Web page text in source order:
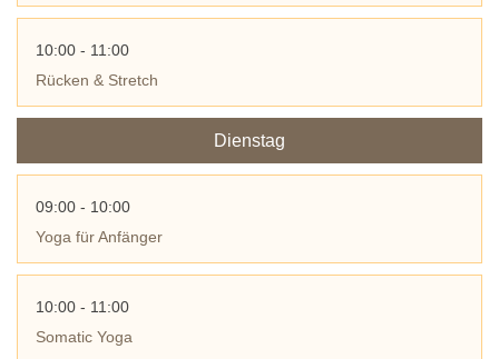
10:00 - 11:00
Rücken & Stretch
Dienstag
09:00 - 10:00
Yoga für Anfänger
10:00 - 11:00
Somatic Yoga